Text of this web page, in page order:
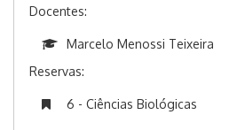
Docentes:
Marcelo Menossi Teixeira
Reservas:
6 - Ciências Biológicas